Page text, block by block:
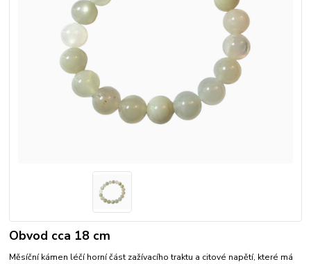
Obvod cca 18 cm
Měsíční kámen léčí horní část zažívacího traktu a citové napětí, které má